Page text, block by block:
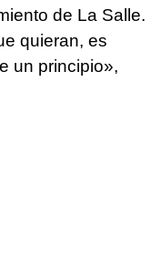
de La Salle.
quieran, es
un principio»,